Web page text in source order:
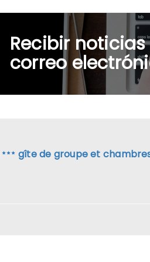
Recibir
correo
gîte de groupe et